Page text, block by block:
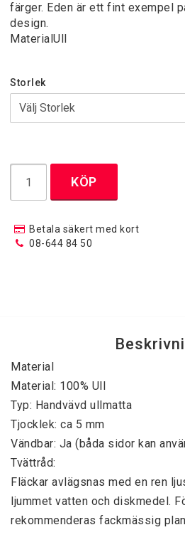
Heltäckningsmattor
Moderna Maskinvävda
Patchwork mattor
Runda Mattor
Trasmattor /
Kristallplafonder
Plastmattor
Ryamattor
Silkewilton
färger. Eden är ett fint exempel
design.
MaterialUll
Storlek
KÖP
Betala säkert med kort
08-644 84 50
Material
Material: 100% Ull
Typ: Handvävd ullmatta
Tjocklek: ca 5 mm
Vändbar: Ja (båda sidor kan
Tvättråd:
Fläckar avlägsnas med en ren
ljummet vatten och diskmedel.
rekommenderas fackmässig